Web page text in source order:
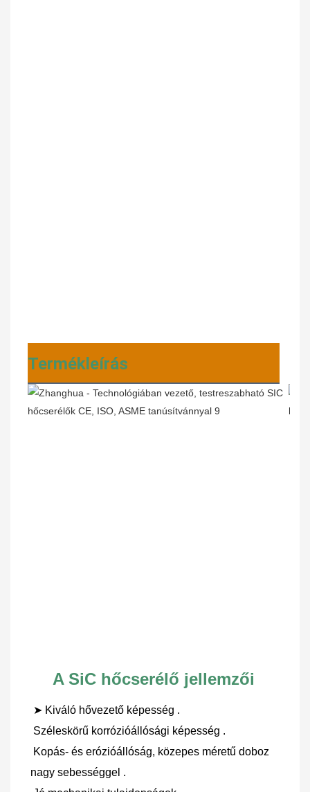
Termékleírás
A SiC hőcserélő jellemzői
➤ Kiváló hővezető képesség .
Széleskörű korrózióállósági képesség .
Kopás- és erózióállóság, közepes méretű doboz
nagy sebességgel .